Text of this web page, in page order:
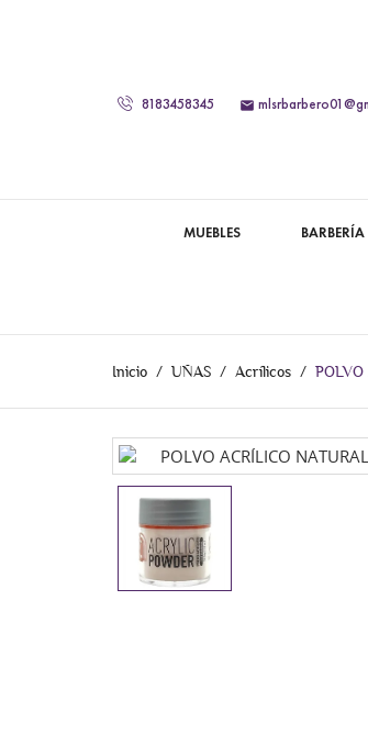
8183458345 
MUEBLES BARBERÍA
Inicio UÑAS Acrílicos